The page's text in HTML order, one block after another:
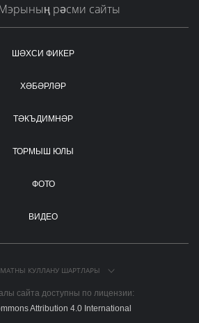
рәсми сайты
ШӘХСИ ФИКЕР
ХӘБӘРЛӘР
ТӘКЪДИМНӘР
ТОРМЫШ ЮЛЫ
ФОТО
ВИДЕО
КУЛЛАНУ ШАРТЛАРЫ
сайта доступны по лицензии:
Attribution 4.0 International